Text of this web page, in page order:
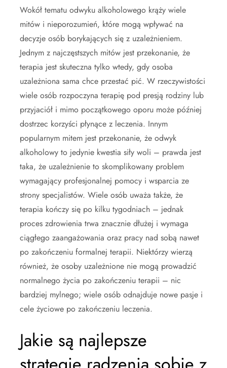
Wokół tematu odwyku alkoholowego krąży wiele
mitów i nieporozumień, które mogą wpływać na
decyzje osób borykających się z uzależnieniem.
Jednym z najczęstszych mitów jest przekonanie, że
terapia jest skuteczna tylko wtedy, gdy osoba
uzależniona sama chce przestać pić. W rzeczywistości
wiele osób rozpoczyna terapię pod presją rodziny lub
przyjaciół i mimo początkowego oporu może później
dostrzec korzyści płynące z leczenia. Innym
popularnym mitem jest przekonanie, że odwyk
alkoholowy to jedynie kwestia siły woli – prawda jest
taka, że uzależnienie to skomplikowany problem
wymagający profesjonalnej pomocy i wsparcia ze
strony specjalistów. Wiele osób uważa także, że
terapia kończy się po kilku tygodniach – jednak
proces zdrowienia trwa znacznie dłużej i wymaga
ciągłego zaangażowania oraz pracy nad sobą nawet
po zakończeniu formalnej terapii. Niektórzy wierzą
również, że osoby uzależnione nie mogą prowadzić
normalnego życia po zakończeniu terapii – nic
bardziej mylnego; wiele osób odnajduje nowe pasje i
cele życiowe po zakończeniu leczenia.
Jakie są najlepsze